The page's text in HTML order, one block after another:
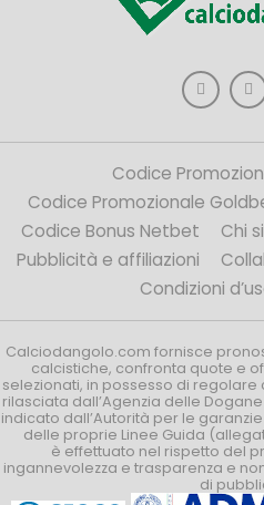
Codice
Codice Promozionale
Codice Bonus Netbet
Chi
Pubblicità e affiliazioni
Condizioni
Calciodangolo.com fornisce
calcistiche, confronta quote e
selezionati, in possesso di
rilasciata dall’Agenzia delle
indicato dall’Autorità per le
delle proprie Linee Guida
è effettuato nel rispetto del
ingannevolezza e trasparenza e
di